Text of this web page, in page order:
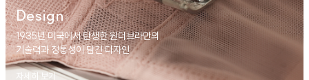
Design
1935년 미국에서 탄생한 원더브라만의
기술력과 정통성이 담긴 디자인
자세히 보기